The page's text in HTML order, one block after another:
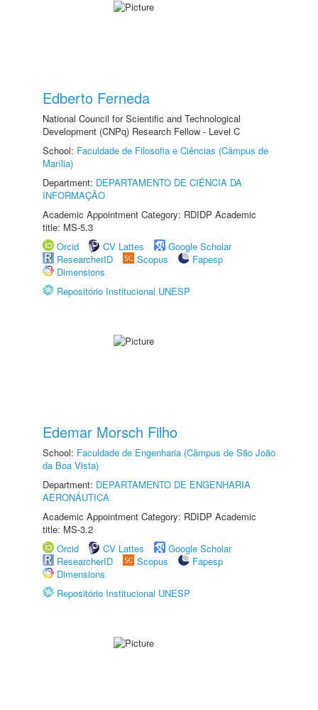
Edberto Ferneda
National Council for Scientific and Technological
Development (CNPq) Research Fellow - Level C
School: Faculdade de Filosofia e Ciências (Câmpus de
Marília)
Department: DEPARTAMENTO DE CIÊNCIA DA
INFORMAÇÃO
Academic Appointment Category: RDIDP Academic
title: MS-5.3
Orcid
CV Lattes
Google Scholar
ResearcherID
Scopus
Fapesp
Dimensions
Repositório Institucional UNESP
Edemar Morsch Filho
School: Faculdade de Engenharia (Câmpus de São João
da Boa Vista)
Department: DEPARTAMENTO DE ENGENHARIA
AERONÁUTICA
Academic Appointment Category: RDIDP Academic
title: MS-3.2
Orcid
CV Lattes
Google Scholar
ResearcherID
Scopus
Fapesp
Dimensions
Repositório Institucional UNESP